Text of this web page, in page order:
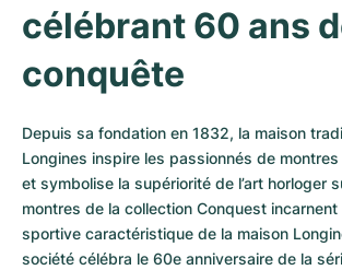
célébrant 60 ans
conquête
Depuis sa fondation en 1832, la maison
Longines inspire les passionnés de
et symbolise la supériorité de l’art horloger
montres de la collection Conquest incarnent
sportive caractéristique de la maison
société célébra le 60e anniversaire de la